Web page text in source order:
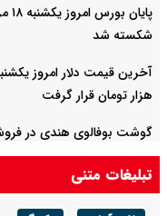
شکسته شد
هزار تومان قرار گرفت
گوشت بوفالوی هندی در
تبلیغات متنی